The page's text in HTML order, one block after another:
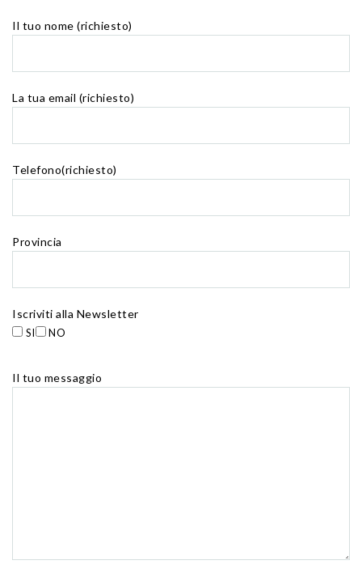
Il tuo nome (richiesto)
La tua email (richiesto)
Telefono(richiesto)
Provincia
Iscriviti alla Newsletter
SI NO
Il tuo messaggio